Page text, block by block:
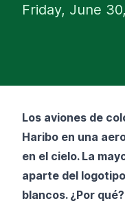
Friday, June
Los aviones de
Haribo en una
en el cielo. La
aparte del
blancos. ¿Por qué?